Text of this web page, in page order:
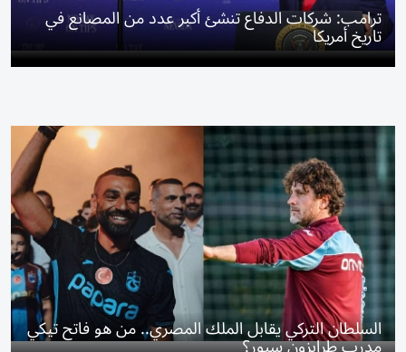
ترامب: شركات الدفاع تنشئ أكبر عدد من المصانع في
تاريخ أمريكا
السلطان التركي يقابل الملك المصري.. من هو فاتح تيكي